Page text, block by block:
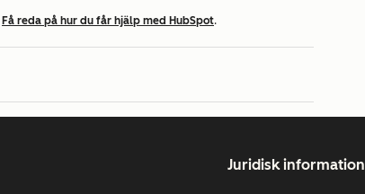
Få reda på hur du får hjälp med HubSpot.
Juridisk information